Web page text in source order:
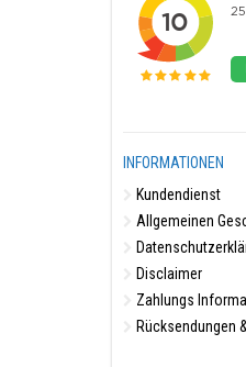
INFORMATIONEN
Kundendienst
Allgemeinen
Disclaimer
Zahlungs
Rücksendungen